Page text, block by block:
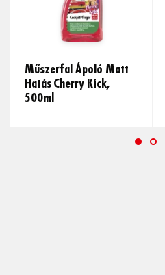
Műszerfal Ápoló Matt
Hatás Cherry Kick,
500ml